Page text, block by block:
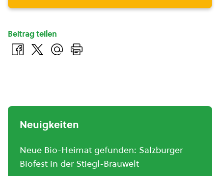
Beitrag teilen
Neuigkeiten
Neue Bio-Heimat gefunden: Salzburger
Biofest in der Stiegl-Brauwelt